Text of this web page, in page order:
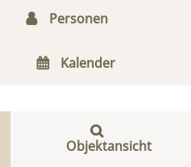
Personen
Kalender
Objektansicht